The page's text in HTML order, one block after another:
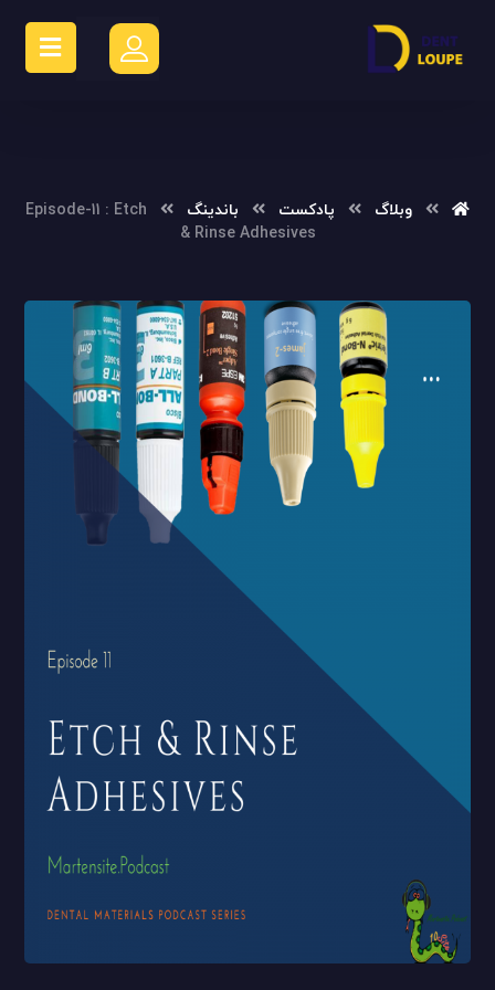
وبلاگ پادکست باندینگ
Episode-11 : Etch
& Rinse Adhesives